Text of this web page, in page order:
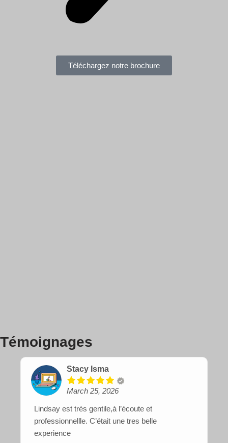
Téléchargez notre brochure
Témoignages
Stacy Isma
March 25, 2026
Lindsay est très gentile,à l’écoute et
professionnellle. C’était une tres belle
experience